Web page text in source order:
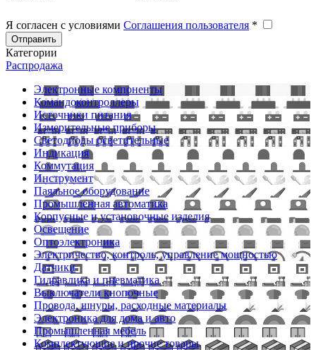
Я согласен с условиями Соглашения пользователя *
Отправить
Категории
Распродажа
Электронные компоненты
Командоконтроллеры
Источники питания
Измерительные приборы
Светодиоды осветительные
Индикация
Коммутация
Инструмент
Паяльное оборудование
Промышленная автоматика
Корпусные и установочные изделия
Освещение
Оптоэлектроника
Электричество, контроль, управление мощностью
Датчики
Гидравлика и пневматика
Выключатели кнопочные
Провода, шнуры, расходные материалы
Электроника для дома и авто
Промышленная мебель
Комплектующие и прочие товары